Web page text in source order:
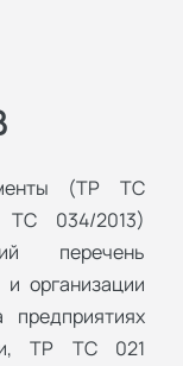
(ТР ТС
034/2013)
перечень
организации
предприятиях
ТР ТС 021